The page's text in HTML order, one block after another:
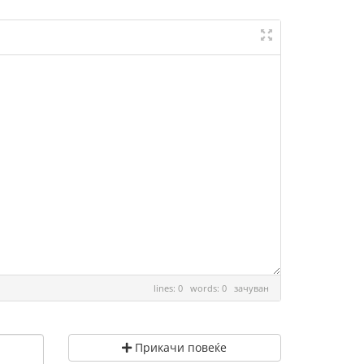
lines: 0 words: 0 зачуван
Прикачи повеќе